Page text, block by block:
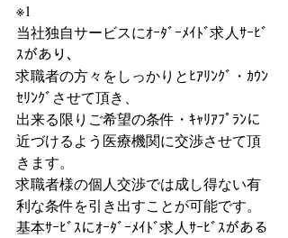
※1
当社独自サービスにｵｰﾀﾞｰﾒｲﾄﾞ求人ｻｰﾋﾞ
ｽがあり、
求職者の方々をしっかりとﾋｱﾘﾝｸﾞ・ｶｳﾝ
ｾﾘﾝｸﾞさせて頂き、
出来る限りご希望の条件・ｷｬﾘｱﾌﾟﾗﾝに
近づけるよう医療機関に交渉させて頂
きます。
求職者様の個人交渉では成し得ない有
利な条件を引き出すことが可能です。
基本ｻｰﾋﾞｽにｵｰﾀﾞｰﾒｲﾄﾞ求人ｻｰﾋﾞｽがある